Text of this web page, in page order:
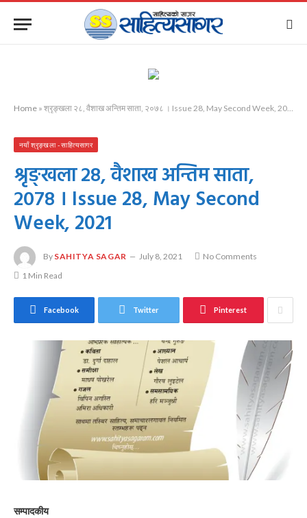
Home » श्रृङ्खला २८, वैशाख अन्तिम साता, २०७८ । Issue 28, May Second Week, 2021
नयाँ श्रृङ्खला - साहित्यसागर
श्रृङ्खला २८, वैशाख अन्तिम साता,
२०७८ । Issue 28, May Second
Week, 2021
By SAHITYA SAGAR July 8, 2021
No Comments
1 Min Read
Facebook Twitter Pinterest
सम्पादकीय